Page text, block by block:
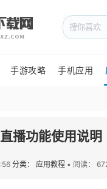
手游攻略 手机应用
播功能使用说明
分类： 应用教程 • 阅读：